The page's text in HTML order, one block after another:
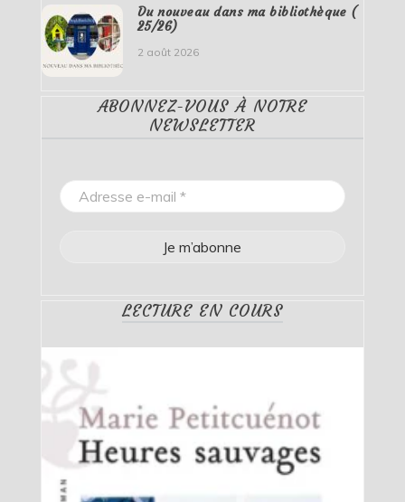
Du nouveau dans ma bibliothèque (
25/26)
2 août 2026
ABONNEZ-VOUS À NOTRE
NEWSLETTER
LECTURE EN COURS